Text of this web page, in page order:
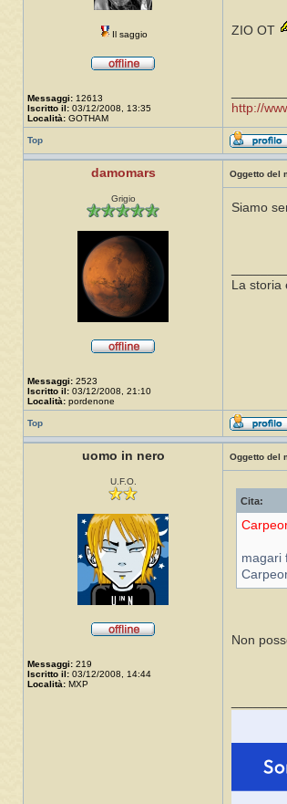
Il saggio
Messaggi: 12613
Iscritto il: 03/12/2008, 13:35
Località: GOTHAM
ZIO OT
http://
Top
damomars
Grigio
Messaggi: 2523
Iscritto il: 03/12/2008, 21:10
Località: pordenone
Oggetto del
Siamo
La storia
Top
uomo in nero
U.F.O.
Messaggi: 219
Iscritto il: 03/12/2008, 14:44
Località: MXP
Oggetto del
Cita:
magari
Non